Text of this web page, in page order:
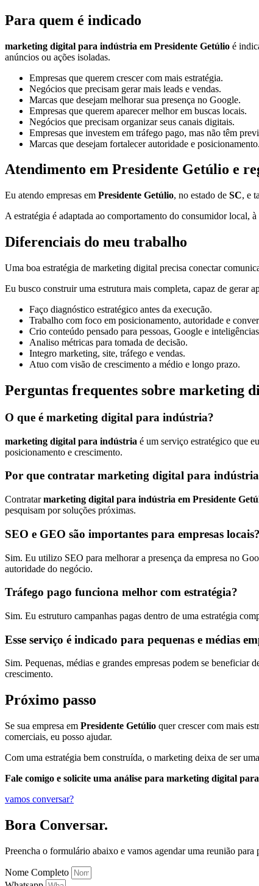
Para quem é indicado
marketing digital para indústria em Presidente Getúlio é
anúncios ou ações isoladas.
Empresas que querem crescer com mais estratégia.
Negócios que precisam gerar mais leads e vendas.
Marcas que desejam melhorar sua presença no Google.
Empresas que querem aparecer melhor em buscas locais.
Negócios que precisam organizar seus canais digitais.
Empresas que investem em tráfego pago, mas não têm
Marcas que desejam fortalecer autoridade e posicionamento.
Atendimento em Presidente Getúlio e
Eu atendo empresas em Presidente Getúlio, no estado de SC, e
A estratégia é adaptada ao comportamento do consumidor local,
Diferenciais do meu trabalho
Uma boa estratégia de marketing digital precisa conectar
Eu busco construir uma estrutura mais completa, capaz de gerar
Faço diagnóstico estratégico antes da execução.
Trabalho com foco em posicionamento, autoridade e
Crio conteúdo pensado para pessoas, Google e
Analiso métricas para tomada de decisão.
Integro marketing, site, tráfego e vendas.
Atuo com visão de crescimento a médio e longo prazo.
Perguntas frequentes sobre marketing
O que é marketing digital para indústria?
marketing digital para indústria é um serviço estratégico que
posicionamento e crescimento.
Por que contratar marketing digital para indústria
Contratarmarketing digital para indústria em Presidente
pesquisam por soluções próximas.
SEO e GEO são importantes para empresas locais?
Sim. Eu utilizo SEO para melhorar a presença da empresa no
autoridade do negócio.
Tráfego pago funciona melhor com estratégia?
Sim. Eu estruturo campanhas pagas dentro de uma estratégia
Esse serviço é indicado para pequenas e médias
Sim. Pequenas, médias e grandes empresas podem se
crescimento.
Próximo passo
Se sua empresa em Presidente Getúlio quer crescer com mais
comerciais, eu posso ajudar.
Com uma estratégia bem construída, o marketing deixa de ser
Fale comigo e solicite uma análise para marketing digital
vamos conversar?
Bora Conversar.
Preencha o formulário abaixo e vamos agendar uma reunião
Nome Completo